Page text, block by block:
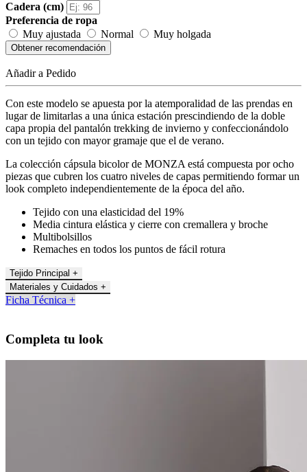
Cadera (cm)
Preferencia de ropa
Muy ajustada
Normal Muy holgada
Obtener recomendación
Añadir a Pedido
Con este modelo se apuesta por la atemporalidad de las prendas en
lugar de limitarlas a una única estación prescindiendo de la doble
capa propia del pantalón trekking de invierno y confeccionándolo
con un tejido con mayor gramaje que el de verano.
La colección cápsula bicolor de MONZA está compuesta por ocho
piezas que cubren los cuatro niveles de capas permitiendo formar un
look completo independientemente de la época del año.
Tejido con una elasticidad del 19%
Media cintura elástica y cierre con cremallera y broche
Multibolsillos
Remaches en todos los puntos de fácil rotura
Tejido Principal +
Materiales y Cuidados +
Ficha Técnica +
Completa tu look